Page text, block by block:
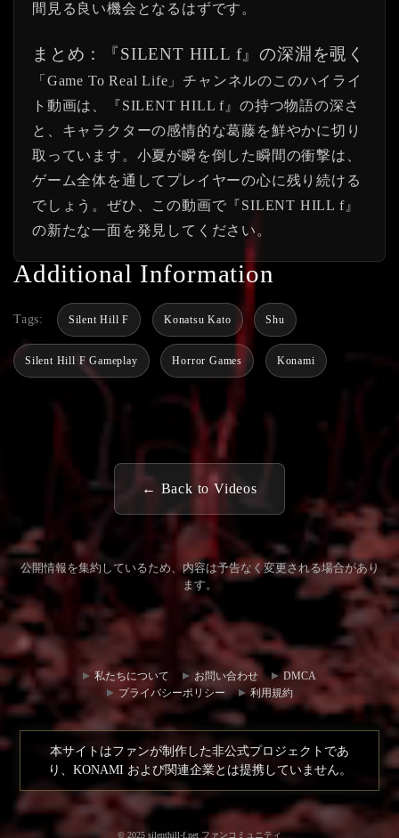
間見る良い機会となるはずです。
まとめ：『SILENT HILL f』の深淵を覗く
「Game To Real Life」チャンネルのこのハイライ
ト動画は、『SILENT HILL f』の持つ物語の深さ
と、キャラクターの感情的な葛藤を鮮やかに切り
取っています。小夏が瞬を倒した瞬間の衝撃は、
ゲーム全体を通してプレイヤーの心に残り続ける
でしょう。ぜひ、この動画で『SILENT HILL f』
の新たな一面を発見してください。
Additional Information
Tags: Silent Hill F Konatsu Kato Shu
Silent Hill F Gameplay Horror Games Konami
← Back to Videos
公開情報を集約しているため、内容は予告なく変更される場合があり
ます。
ニティ
ハブ
お問い
合わせ
私たちについて お問い合わせ
DMCA
プライバシーポリシー
利用規約
本サイトはファンが制作した非公式プロジェクトであ
り、KONAMI および関連企業とは提携していません。
© 2025 silenthill-f.net ファンコミュニティ